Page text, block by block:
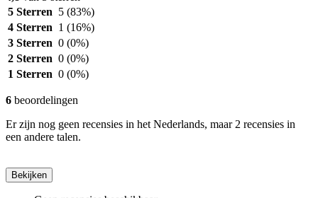
5 Sterren 5 (83%)
4 Sterren 1 (16%)
3 Sterren 0 (0%)
2 Sterren 0 (0%)
1 Sterren 0 (0%)
6 beoordelingen
Er zijn nog geen recensies in het Nederlands, maar 2 recensies in
een andere talen.
Bekijken